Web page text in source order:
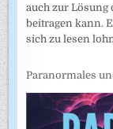
auch zur Lösung
beitragen kann.
sich zu lesen
Paranormales